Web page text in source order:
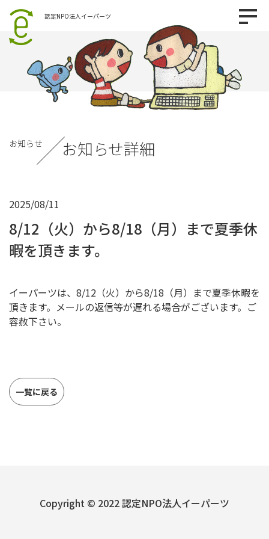
認定NPO法人イーパーツ
お知らせ お知らせ詳細
2025/08/11
8/12（火）から8/18（月）まで夏季休
暇を頂きます。
イーパーツは、8/12（火）から8/18（月）まで夏季休暇を
頂きます。メールの返信等が遅れる場合がございます。ご
容赦下さい。
一覧に戻る
Copyright © 2022 認定NPO法人イーパーツ